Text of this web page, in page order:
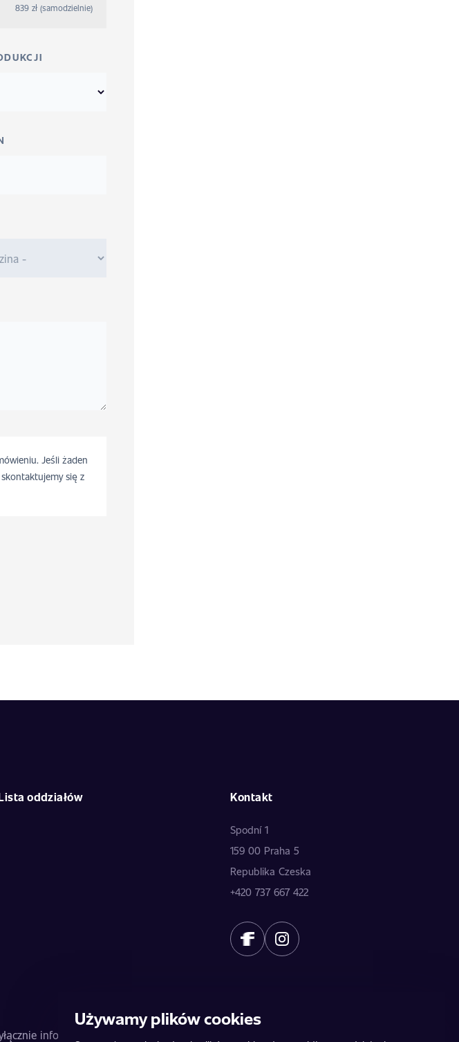
839 zł (samodzielnie)
Jeśli żaden
się z
oddziałów Kontakt
Spodní 1
159 00 Praha 5
Republika Czeska
+420 737 667 422
informacyjny i nie stanowią oferty publicznej. Dane dostarczają poszczególni
Używamy plików cookies